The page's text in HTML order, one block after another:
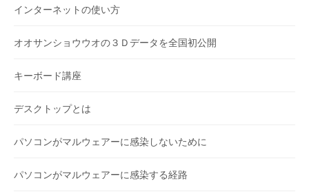
インターネットの使い方
オオサンショウウオの３Ｄデータを全国初公開
キーボード講座
デスクトップとは
パソコンがマルウェアーに感染しないために
パソコンがマルウェアーに感染する経路